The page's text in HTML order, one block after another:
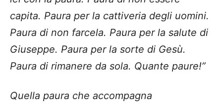
capita. Paura per la cattiveria degli uomini.
Paura di non farcela. Paura per la salute di
Giuseppe. Paura per la sorte di Gesù.
Paura di rimanere da sola. Quante paure!”
Quella paura che accompagna